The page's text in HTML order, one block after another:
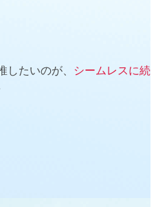
したいのが、
シームレスに続